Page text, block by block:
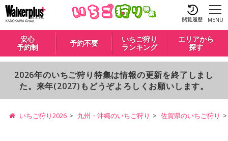
閲覧履歴 MENU
安心
予約制
予約不要
いちご狩り
ランキング
エリアから
探す
2026年のいちご狩り特集は情報の更新を終了しまし
た。来年(2027)もどうぞよろしくお願いします。
いちご狩り2026 九州・沖縄のいちご狩り 佐賀県のいちご狩り